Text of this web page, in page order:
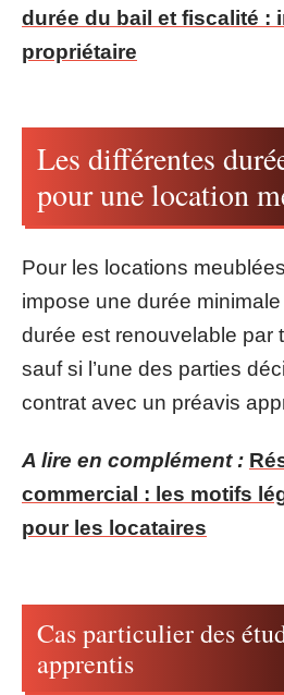
durée du bail et fiscalité :
propriétaire
Les différentes
pour une location
Pour les locations
impose une durée
durée est renouvelable par
sauf si l’une des parties
contrat avec un préavis
A lire en complément :
commercial : les motifs
pour les locataires
Cas particulier des
apprentis